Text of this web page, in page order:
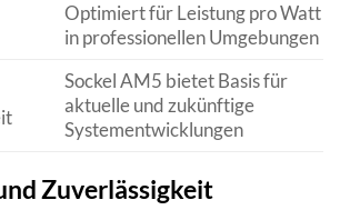
Optimiert für Leistung pro Watt
in professionellen Umgebungen
Sockel AM5 bietet Basis für
aktuelle und zukünftige
Systementwicklungen
Zuverlässigkeit